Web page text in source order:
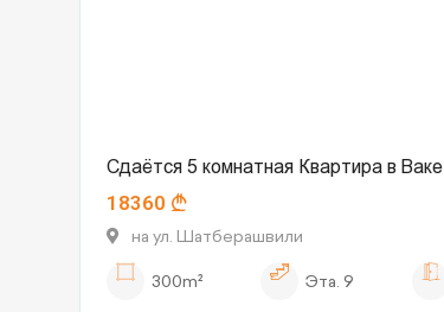
Сдаётся 5 комнатная Квартира в Ваке
18360
на ул. Шатберашвили
300m²
Эта. 9